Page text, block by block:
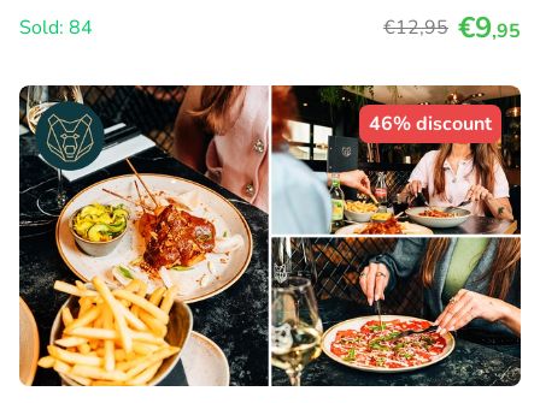
Sold: 84
€12,95 €9,95
46% discount